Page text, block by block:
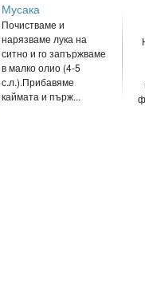
Мусака
Почистваме и
нарязваме лука на
ситно и го запържваме
в малко олио (4-5
с.л.).Прибавяме
каймата и пърж...